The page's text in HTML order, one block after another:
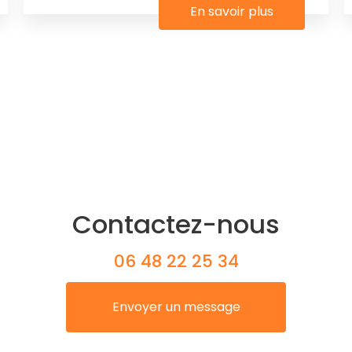
En savoir plus
Contactez-nous
06 48 22 25 34
Envoyer un message